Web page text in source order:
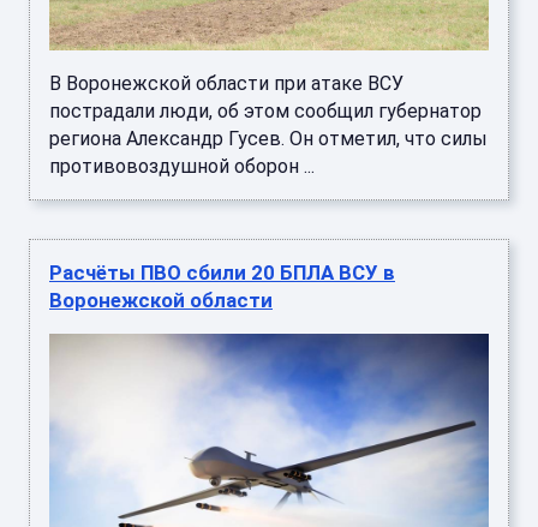
В Воронежской области при атаке ВСУ
пострадали люди, об этом сообщил губернатор
региона Александр Гусев. Он отметил, что силы
противовоздушной оборон ...
Расчёты ПВО сбили 20 БПЛА ВСУ в
Воронежской области